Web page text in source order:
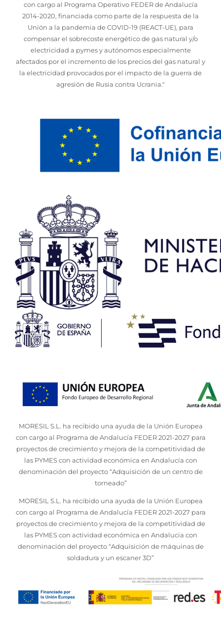
con cargo al Programa Operativo FEDER de Andalucía
2014-2020, financiada como parte de la respuesta de la
Unión a la pandemia de COVID-19 (REACT-UE), para
compensar el sobrecoste energético de gas natural y/o
electricidad a pymes y autónomos especialmente
afectados por el incremento de los precios del gas natural y
la electricidad provocados por el impacto de la guerra de
agresión de Rusia contra Ucrania."
MORESIL S.L. ha recibido una ayuda de la Unión Europea
con cargo al Programa de Andalucía FEDER 2021-2027 para
proyectos de crecimiento y mejora de la competitividad de
las PYMES con actividad económica en Andalucía con
denominación del proyecto “Adquisición de un centro de
torneado”
MORESIL S.L. ha recibido una ayuda de la Unión Europea
con cargo al Programa de Andalucía FEDER 2021-2027 para
proyectos de crecimiento y mejora de la competitividad de
las PYMES con actividad económica en Andalucia con
denominación del proyecto “Adquisición de máquinas de
soldadura y un escaner 3D”